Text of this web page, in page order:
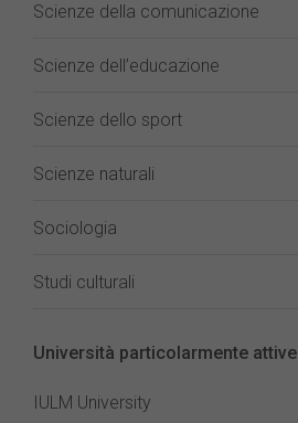
Scienze della comunicazione
Scienze dell’educazione
Scienze dello sport
Scienze naturali
Sociologia
Studi culturali
Università particolarmente attive
IULM University